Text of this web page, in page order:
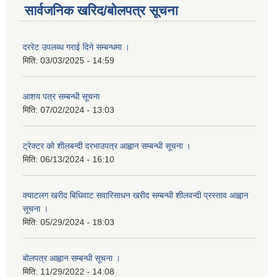
सार्वजनिक खरिद/बोलपत्र सूचना
दररेट उपलब्ध गराई दिने सम्बन्धमा ।
मिति: 03/03/2025 - 14:59
आशय पत्र सम्बन्धी सूचना
मिति: 07/02/2024 - 13:03
ट्रेक्टर को शीलबन्दी दरभाउपत्र आह्वान सम्बन्धी सूचना ।
मिति: 06/13/2024 - 16:10
क्याटलग खरीद बिधिवाट सवारिसाधन खरीद सम्बन्धी शीलवन्दी प्रस्ताव आह्वान
सूचना ।
मिति: 05/29/2024 - 18:03
बोलपत्र आह्वान सम्बन्धी सूचना ।
मिति: 11/29/2022 - 14:08